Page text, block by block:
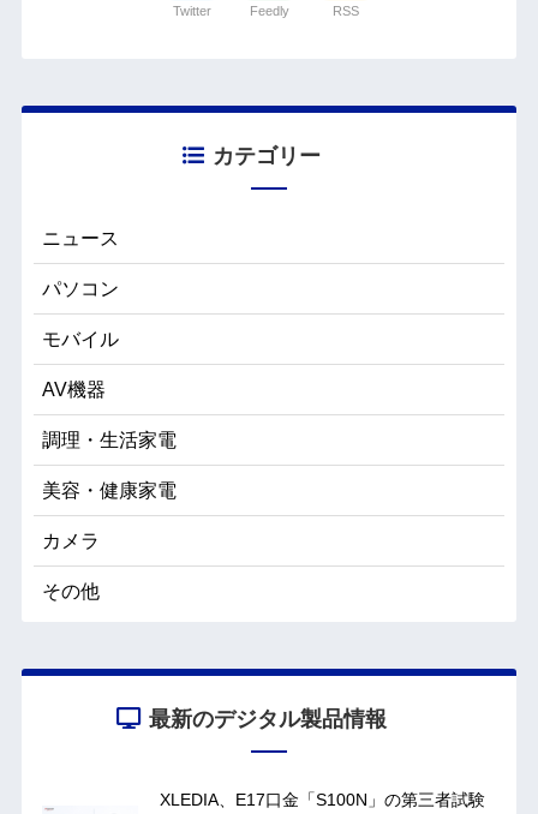
Twitter Feedly RSS
カテゴリー
ニュース
パソコン
モバイル
AV機器
調理・生活家電
美容・健康家電
カメラ
その他
最新のデジタル製品情報
XLEDIA、E17口金「S100N」の第三者試験